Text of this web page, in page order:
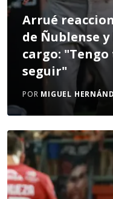
Arrué
de Ñublense
cargo:
seguir"
POR MIGUEL